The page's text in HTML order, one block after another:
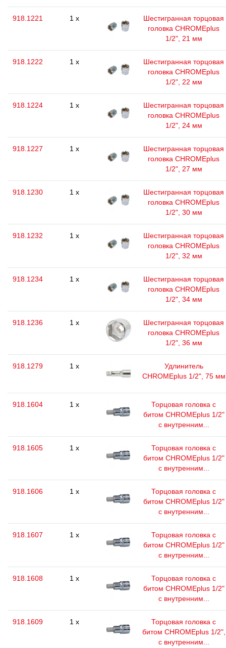
918.1221 1 x
Шестигранная торцовая
головка CHROMEplus
1/2", 21 мм
918.1222 1 x
Шестигранная торцовая
головка CHROMEplus
1/2", 22 мм
918.1224 1 x
Шестигранная торцовая
головка CHROMEplus
1/2", 24 мм
918.1227 1 x
Шестигранная торцовая
головка CHROMEplus
1/2", 27 мм
918.1230 1 x
Шестигранная торцовая
головка CHROMEplus
1/2", 30 мм
918.1232 1 x
Шестигранная торцовая
головка CHROMEplus
1/2", 32 мм
918.1234 1 x
Шестигранная торцовая
головка CHROMEplus
1/2", 34 мм
918.1236 1 x
Шестигранная торцовая
головка CHROMEplus
1/2", 36 мм
918.1279 1 x
Удлинитель
CHROMEplus 1/2", 75 мм
918.1604 1 x
Торцовая головка с
битом CHROMEplus 1/2"
с внутренним...
918.1605 1 x
Торцовая головка с
битом CHROMEplus 1/2"
с внутренним...
918.1606 1 x
Торцовая головка с
битом CHROMEplus 1/2"
с внутренним...
918.1607 1 x
Торцовая головка с
битом CHROMEplus 1/2"
с внутренним...
918.1608 1 x
Торцовая головка с
битом CHROMEplus 1/2"
с внутренним...
918.1609 1 x
Торцовая головка с
битом CHROMEplus 1/2",
с внутренним...